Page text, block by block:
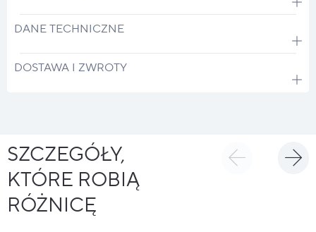
DANE TECHNICZNE
DOSTAWA I ZWROTY
SZCZEGÓŁY,
KTÓRE ROBIĄ
RÓŻNICĘ